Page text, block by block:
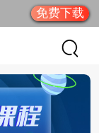
免费下载